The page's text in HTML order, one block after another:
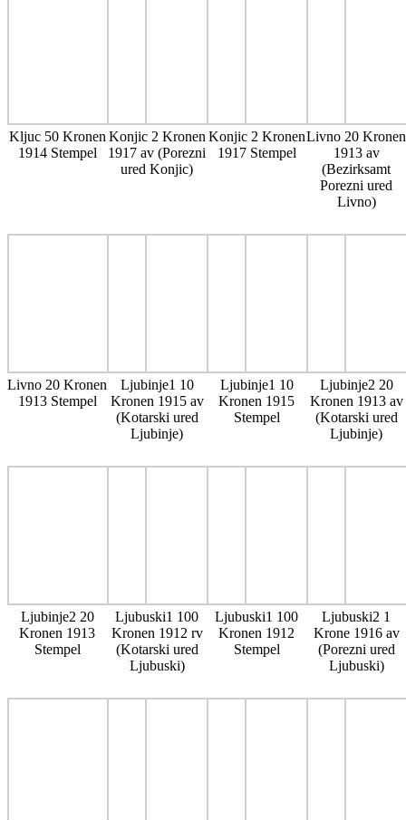
Kljuc 50 Kronen
1914 Stempel
Konjic 2 Kronen
1917 av (Porezni
ured Konjic)
Konjic 2 Kronen
1917 Stempel
Livno 20 Kronen
1913 av
(Bezirksamt
Porezni ured
Livno)
Livno 20 Kronen
1913 Stempel
Ljubinje1 10
Kronen 1915 av
(Kotarski ured
Ljubinje)
Ljubinje1 10
Kronen 1915
Stempel
Ljubinje2 20
Kronen 1913 av
(Kotarski ured
Ljubinje)
Ljubinje2 20
Kronen 1913
Stempel
Ljubuski1 100
Kronen 1912 rv
(Kotarski ured
Ljubuski)
Ljubuski1 100
Kronen 1912
Stempel
Ljubuski2 1
Krone 1916 av
(Porezni ured
Ljubuski)